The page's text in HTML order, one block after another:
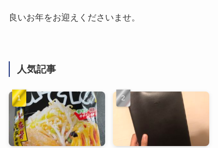
良いお年をお迎えくださいませ。
人気記事